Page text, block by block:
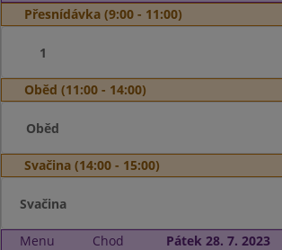
Přesnídávka (9:00 - 11:00)
1
Oběd (11:00 - 14:00)
Oběd
Svačina (14:00 - 15:00)
Svačina
Menu Chod
Pátek 28. 7. 2023